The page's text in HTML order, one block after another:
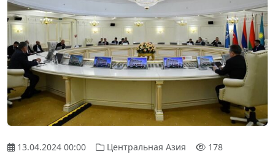
13.04.2024 00:00 Центральная Азия 178